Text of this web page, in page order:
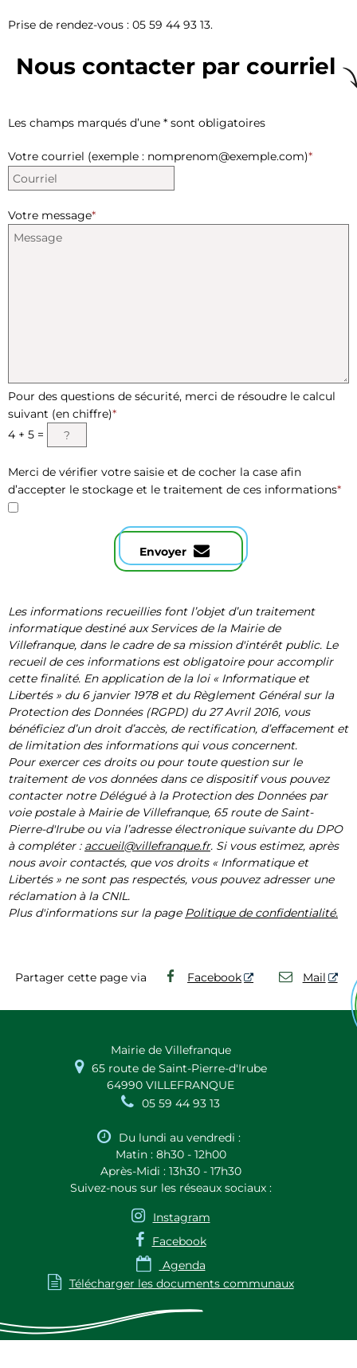
Prise de rendez-vous : 05 59 44 93 13.
Nous contacter par courriel
Les champs marqués d’une * sont obligatoires
Votre courriel (exemple : nomprenom@exemple.com)*
Votre message*
Pour des questions de sécurité, merci de résoudre le calcul
suivant (en chiffre)*
4 + 5 =
Merci de vérifier votre saisie et de cocher la case afin
d’accepter le stockage et le traitement de ces informations*
Envoyer
Les informations recueillies font l’objet d’un traitement
informatique destiné aux Services de la Mairie de
Villefranque, dans le cadre de sa mission d'intérêt public. Le
recueil de ces informations est obligatoire pour accomplir
cette finalité. En application de la loi « Informatique et
Libertés » du 6 janvier 1978 et du Règlement Général sur la
Protection des Données (RGPD) du 27 Avril 2016, vous
bénéficiez d’un droit d’accès, de rectification, d’effacement et
de limitation des informations qui vous concernent.
Pour exercer ces droits ou pour toute question sur le
traitement de vos données dans ce dispositif vous pouvez
contacter notre Délégué à la Protection des Données par
voie postale à Mairie de Villefranque, 65 route de Saint-
Pierre-d'Irube ou via l’adresse électronique suivante du DPO
à compléter : accueil@villefranque.fr. Si vous estimez, après
nous avoir contactés, que vos droits « Informatique et
Libertés » ne sont pas respectés, vous pouvez adresser une
réclamation à la CNIL.
Plus d'informations sur la page Politique de confidentialité.
Partager cette page via Facebook Mail
Mairie de Villefranque
 65 route de Saint-Pierre-d'Irube
64990 VILLEFRANQUE
 05 59 44 93 13

Du lundi au vendredi :
Matin : 8h30 - 12h00
Après-Midi : 13h30 - 17h30
Suivez-nous sur les réseaux sociaux :
 Instagram
 Facebook
 Agenda
 Télécharger les documents communaux